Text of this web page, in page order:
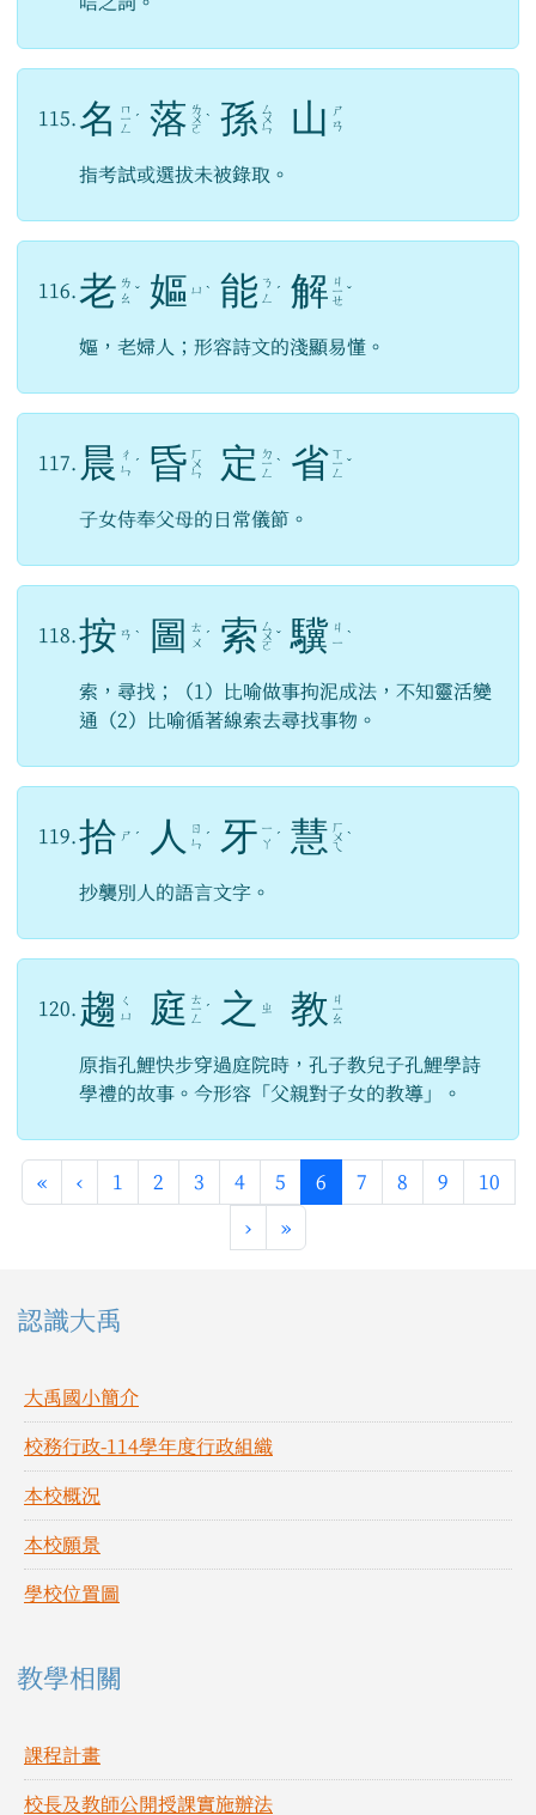
115. 名 ㄇ
ㄧ
ㄥ
ˊ 落 ㄌ
ㄨ
ㄛ
ˋ 孫 ㄙ
ㄨ
ㄣ 山
ㄕ
ㄢ
指考試或選拔未被錄取。
116. 老 ㄌ
ㄠ ˇ 嫗 ㄩ ˋ 能 ㄋ
ㄥ
ˊ 解 ㄐ
ㄧ
ㄝ
ˇ
嫗，老婦人；形容詩文的淺顯易懂。
117. 晨
ㄔ
ㄣ ˊ 昏 ㄏ
ㄨ
ㄣ 定 ㄉ
ㄧ
ㄥ
ˋ 省 ㄒ
ㄧ
ㄥ
ˇ
子女侍奉父母的日常儀節。
118. 按 ㄢ ˋ 圖
ㄊ
ㄨ ˊ 索 ㄙ
ㄨ
ㄛ
ˇ 驥 ㄐ
ㄧ ˋ
索，尋找；（1）比喻做事拘泥成法，不知靈活變
通（2）比喻循著線索去尋找事物。
119. 拾 ㄕ ˊ 人
ㄖ
ㄣ ˊ 牙 ㄧ
ㄚ ˊ 慧 ㄏ
ㄨ
ㄟ
ˋ
抄襲別人的語言文字。
120. 趨
ㄑ
ㄩ
庭 ㄊ
ㄧ
ㄥ
ˊ 之 ㄓ 教 ㄐ
ㄧ
ㄠ
原指孔鯉快步穿過庭院時，孔子教兒子孔鯉學詩
學禮的故事。今形容「父親對子女的教導」。
«第一頁
‹上一頁
1 2 3 4 5 6(目前頁次)
7 8 9 10
›下一頁
»最後頁
左邊區域內容
認識大禹
大禹國小簡介
校務行政-114學年度行政組織
本校概況
本校願景
學校位置圖
教學相關
課程計畫
校長及教師公開授課實施辦法